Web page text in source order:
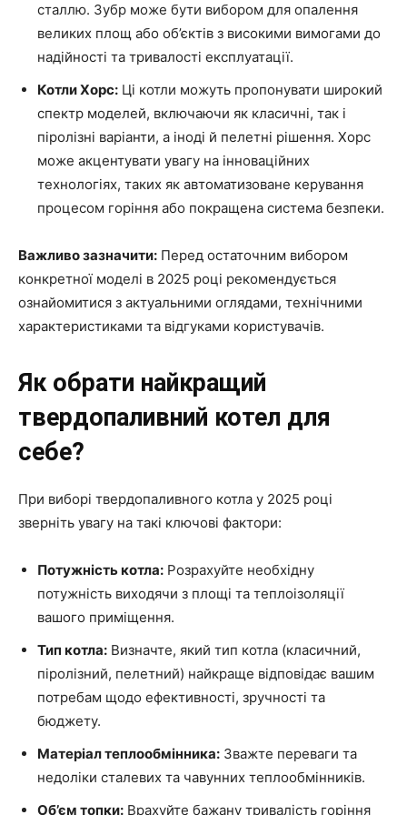
сталлю. Зубр може бути вибором для опалення
великих площ або об’єктів з високими вимогами до
надійності та тривалості експлуатації.
Котли Хорс: Ці котли можуть пропонувати широкий
спектр моделей, включаючи як класичні, так і
піролізні варіанти, а іноді й пелетні рішення. Хорс
може акцентувати увагу на інноваційних
технологіях, таких як автоматизоване керування
процесом горіння або покращена система безпеки.
Важливо зазначити: Перед остаточним вибором
конкретної моделі в 2025 році рекомендується
ознайомитися з актуальними оглядами, технічними
характеристиками та відгуками користувачів.
Як обрати найкращий
твердопаливний котел для
себе?
При виборі твердопаливного котла у 2025 році
зверніть увагу на такі ключові фактори:
Потужність котла: Розрахуйте необхідну
потужність виходячи з площі та теплоізоляції
вашого приміщення.
Тип котла: Визначте, який тип котла (класичний,
піролізний, пелетний) найкраще відповідає вашим
потребам щодо ефективності, зручності та
бюджету.
Матеріал теплообмінника: Зважте переваги та
недоліки сталевих та чавунних теплообмінників.
Об’єм топки: Врахуйте бажану тривалість горіння